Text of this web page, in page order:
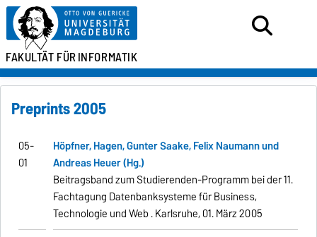
FAKULTÄT FÜRINFORMATIK
Preprints 2005
05-
01
Höpfner, Hagen, Gunter Saake, Felix Naumann und
Andreas Heuer (Hg.)
Beitragsband zum Studierenden-Programm bei der 11.
Fachtagung Datenbanksysteme für Business,
Technologie und Web . Karlsruhe, 01. März 2005